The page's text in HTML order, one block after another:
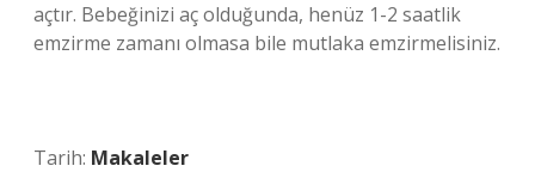
açtır. Bebeğinizi aç olduğunda, henüz 1-2 saatlik
emzirme zamanı olmasa bile mutlaka emzirmelisiniz.
Tarih: Makaleler